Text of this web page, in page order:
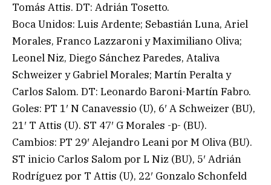
Tomás Attis. DT: Adrián Tosetto.
Boca Unidos: Luis Ardente; Sebastián Luna, Ariel
Morales, Franco Lazzaroni y Maximiliano Oliva;
Leonel Niz, Diego Sánchez Paredes, Ataliva
Schweizer y Gabriel Morales; Martín Peralta y
Carlos Salom. DT: Leonardo Baroni-Martín Fabro.
Goles: PT 1′ N Canavessio (U), 6′ A Schweizer (BU),
21′ T Attis (U). ST 47′ G Morales -p- (BU).
Cambios: PT 29′ Alejandro Leani por M Oliva (BU).
ST inicio Carlos Salom por L Niz (BU), 5′ Adrián
Rodríguez por T Attis (U), 22′ Gonzalo Schonfeld